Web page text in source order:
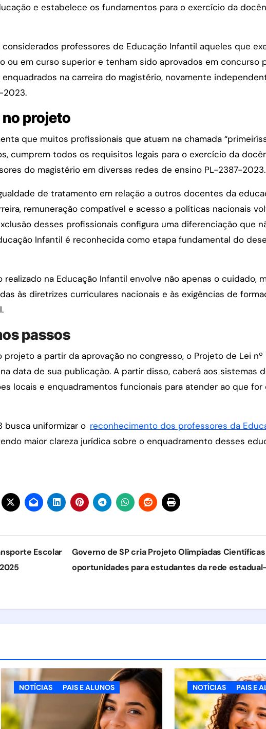
e estabelece os fundamentos para o exercício da
professores de Educação Infantil aqueles que
ou em curso superior e tenham sido aprovados em concurso
na carreira do magistério, novamente
2023.
projeto
que muitos profissionais que atuam na chamada
cumprem todos os requisitos legais para o exercício da
do magistério em diversas redes de ensino PL-2387-2023.
de tratamento em relação a outros docentes da
remuneração compatível e acesso a políticas nacionais
desses profissionais configura uma diferenciação que
Infantil é reconhecida como etapa fundamental do
na Educação Infantil envolve não apenas o cuidado,
às diretrizes curriculares nacionais e às exigências de
passos
projeto a partir da aprovação no congresso, o Projeto de Lei
data de sua publicação. A partir disso, caberá aos sistemas
locais e enquadramentos funcionais para atender ao que
busca uniformizar o reconhecimento dos professores da
maior clareza jurídica sobre o enquadramento desses
Escolar
Governo de SP cria Projeto Olimpíadas
oportunidades para estudantes da rede
NOTÍCIAS PAIS E ALUNOS NOTÍCIAS PAIS E